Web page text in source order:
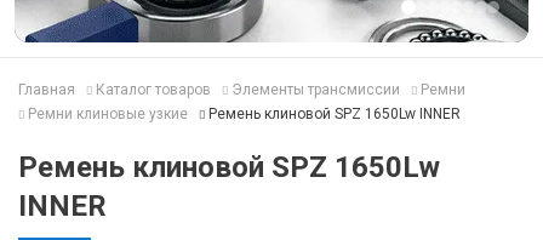
Главная Каталог товаров Элементы трансмиссии
Ремни
Ремни клиновые узкие
Ремень клиновой SPZ 1650Lw INNER
Ремень клиновой SPZ 1650Lw
INNER